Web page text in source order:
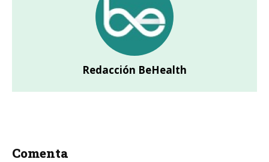
Redacción BeHealth
Comenta